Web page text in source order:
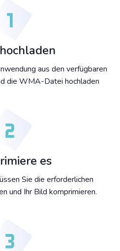
aus den verfügbaren
die WMA-Datei hochladen
es
Sie die erforderlichen
und Ihr Bild komprimieren.